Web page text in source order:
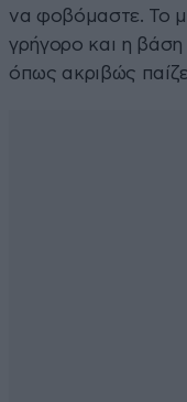
να φοβόμαστε. Το
γρήγορο και η βάση
όπως ακριβώς